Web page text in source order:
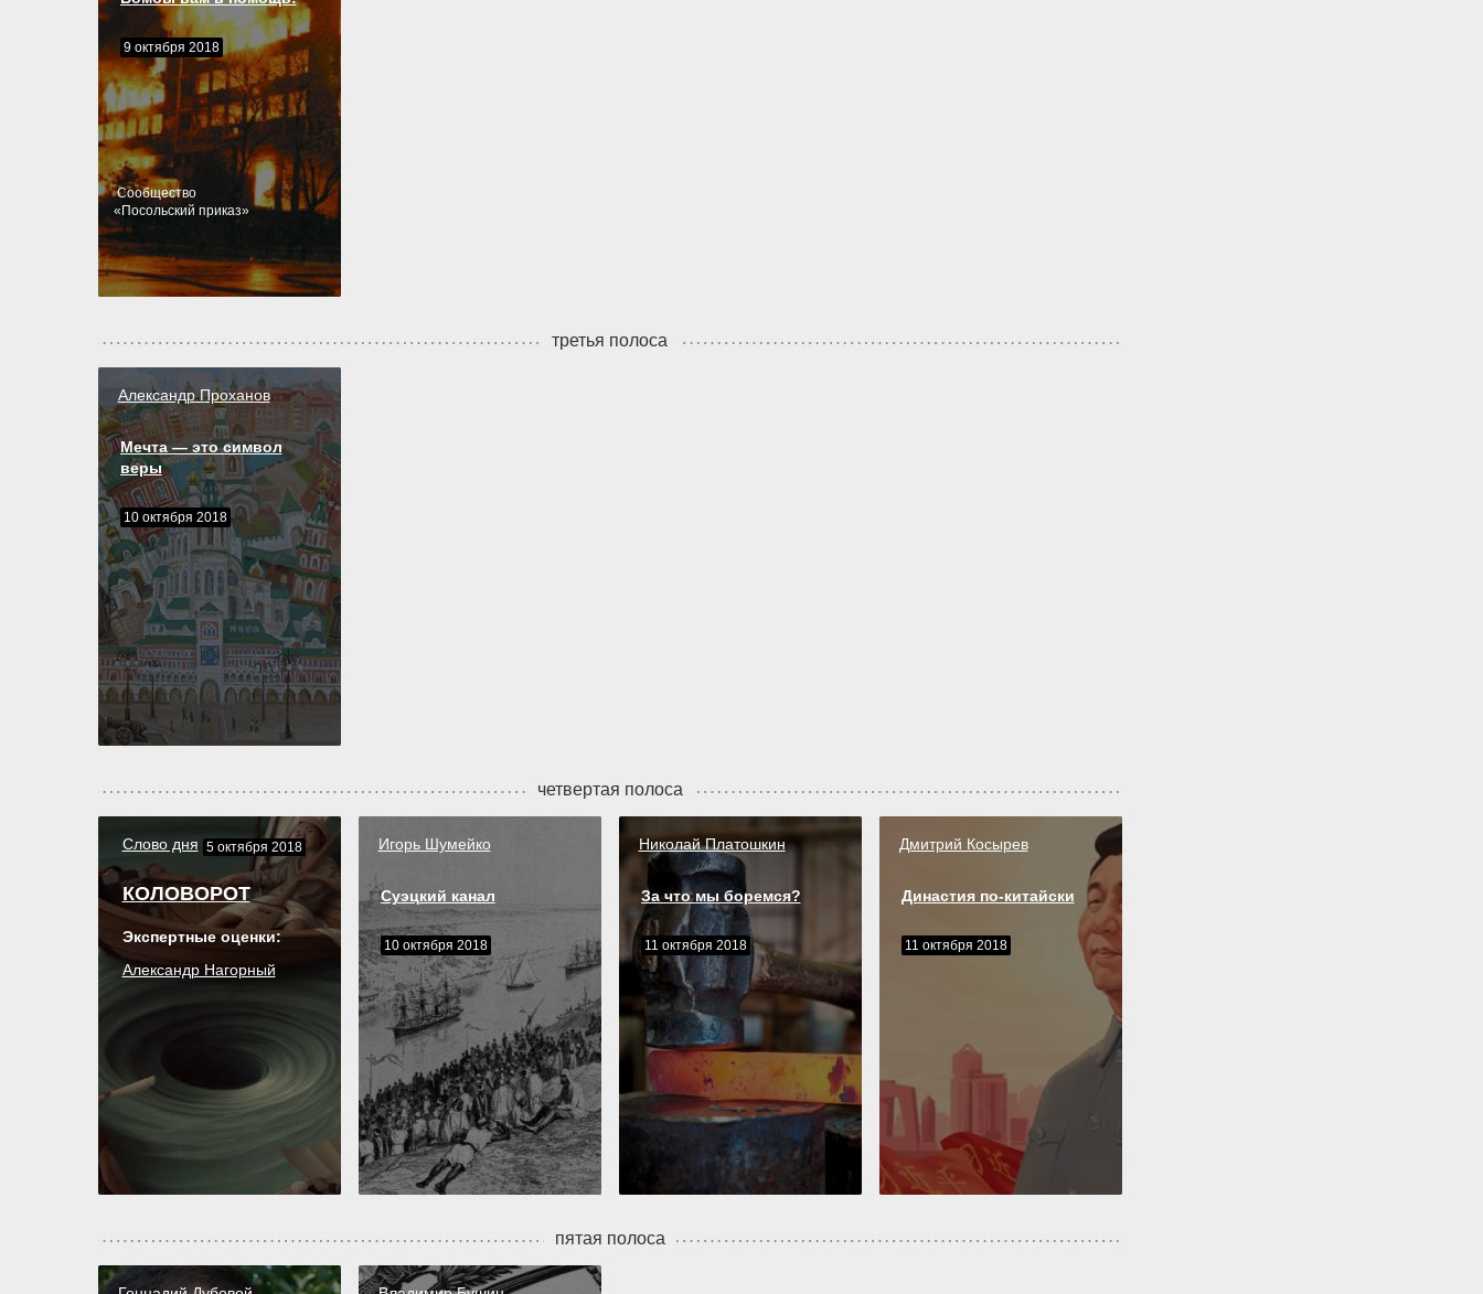
9 октября 2018
Cообщество
« Посольский приказ»
третья полоса
Александр Проханов
Мечта — это символ
веры
10 октября 2018
четвертая полоса
Слово дня 5 октября 2018
КОЛОВОРОТ
Экспертные оценки:
Александр Нагорный
Игорь Шумейко
Суэцкий канал
10 октября 2018
Николай Платошкин
За что мы боремся?
11 октября 2018
Дмитрий Косырев
Династия по-китайски
11 октября 2018
пятая полоса